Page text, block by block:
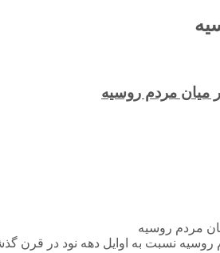
میان مردم روسیه
مردم روسیه
به اوایل دهه نود در قرن گذشته تقریبا دو برابر شده